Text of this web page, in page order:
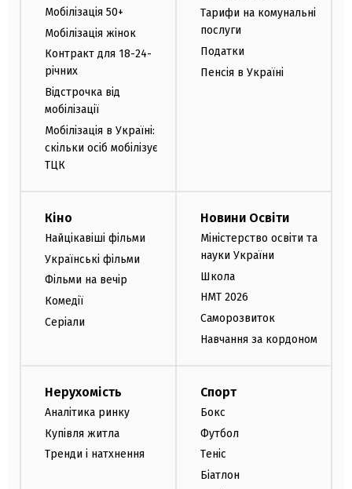
Мобілізація 50+
Мобілізація жінок
Контракт для 18-24-
річних
Відстрочка від
мобілізації
Мобілізація в Україні:
скільки осіб мобілізує
ТЦК
Тарифи на комунальні
послуги
Податки
Пенсія в Україні
Кіно
Найцікавіші фільми
Українські фільми
Фільми на вечір
Комедії
Серіали
Новини Освіти
Міністерство освіти та
науки України
Школа
НМТ 2026
Саморозвиток
Навчання за кордоном
Нерухомість
Аналітика ринку
Купівля житла
Тренди і натхнення
Спорт
Бокс
Футбол
Теніс
Біатлон